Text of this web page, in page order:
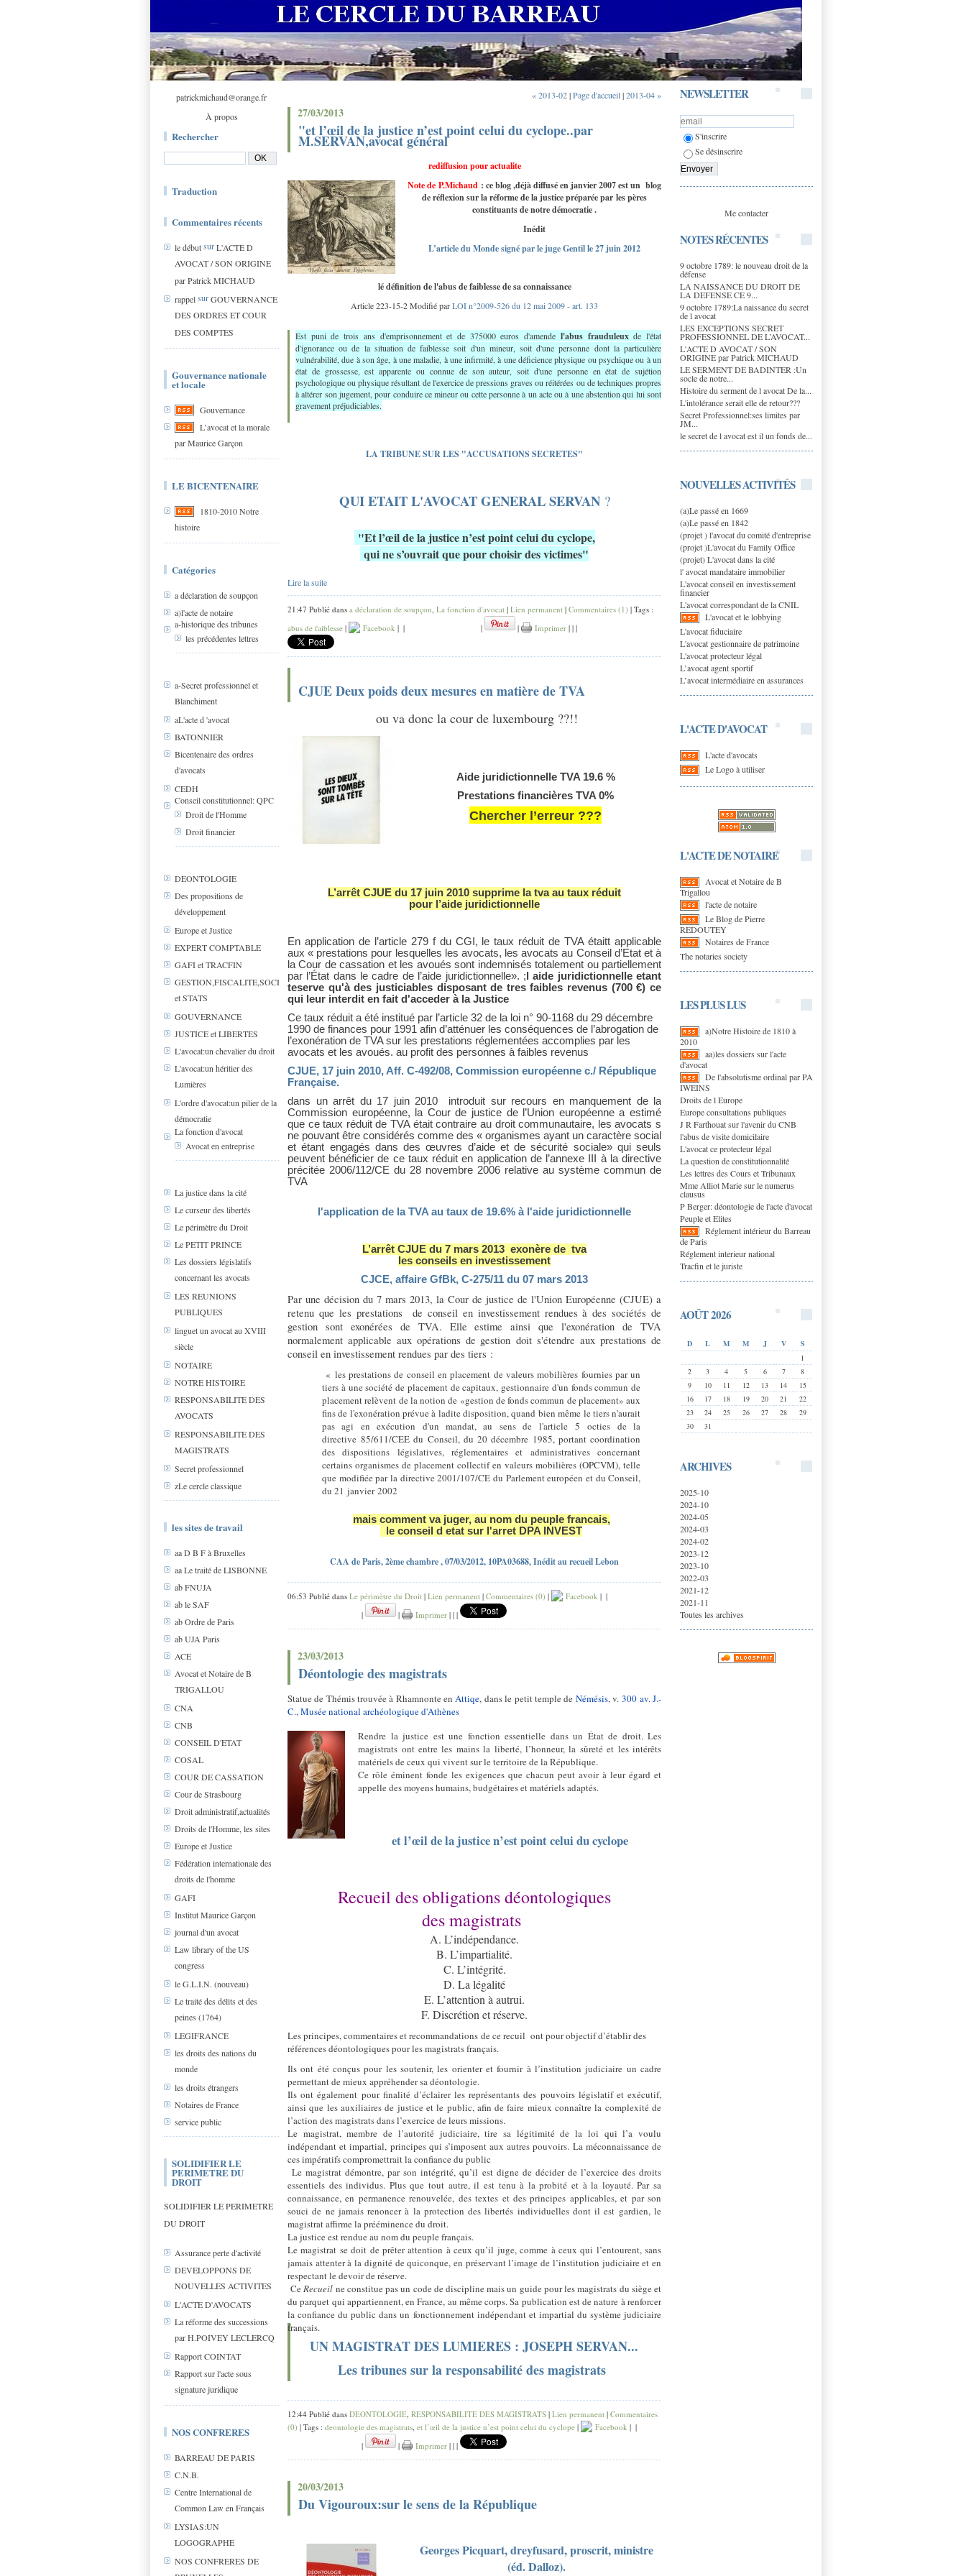
patrickmichaud@orange.fr
À propos
Rechercher
Traduction
Commentaires récents
le débutsurL'ACTE D
AVOCAT / SON ORIGINE
par Patrick MICHAUD
rappelsurGOUVERNANCE
DES ORDRES ET COUR
DES COMPTES
Gouvernance nationale
et locale
Gouvernance
L’avocat et la morale
par Maurice Garçon
LE BICENTENAIRE
1810-2010 Notre
histoire
Catégories
a déclaration de soupçon
a)l'acte de notaire
a-historique des tribunes
les précédentes lettres
a-Secret professionnel et
Blanchiment
aL'acte d 'avocat
BATONNIER
Bicentenaire des ordres
d'avocats
CEDH
Conseil constitutionnel: QPC
Droit de l'Homme
Droit financier
DEONTOLOGIE
Des propositions de
développement
Europe et Justice
EXPERT COMPTABLE
GAFI et TRACFIN
GESTION,FISCALITE,SOCIAL
et STATS
GOUVERNANCE
JUSTICE et LIBERTES
L'avocat:un chevalier du droit
L'avocat:un héritier des
Lumières
L'ordre d'avocat:un pilier de la
démocratie
La fonction d'avocat
Avocat en entreprise
La justice dans la cité
Le curseur des libertés
Le périmètre du Droit
Le PETIT PRINCE
Les dossiers législatifs
concernant les avocats
LES REUNIONS
PUBLIQUES
linguet un avocat au XVIII
siècle
NOTAIRE
NOTRE HISTOIRE
RESPONSABILITE DES
AVOCATS
RESPONSABILITE DES
MAGISTRATS
Secret professionnel
zLe cercle classique
les sites de travail
aa D B F à Bruxelles
aa Le traité de LISBONNE
ab FNUJA
ab le SAF
ab Ordre de Paris
ab UJA Paris
ACE
Avocat et Notaire de B
TRIGALLOU
CNA
CNB
CONSEIL D'ETAT
COSAL
COUR DE CASSATION
Cour de Strasbourg
Droit administratif,actualités
Droits de l'Homme, les sites
Europe et Justice
Fédération internationale des
droits de l'homme
GAFI
Institut Maurice Garçon
journal d'un avocat
Law library of the US
congress
le G.L.I.N. (nouveau)
Le traité des délits et des
peines (1764)
LEGIFRANCE
les droits des nations du
monde
les droits étrangers
Notaires de France
service public
SOLIDIFIER LE
PERIMETRE DU
DROIT
SOLIDIFIER LE PERIMETRE
DU DROIT
Assurance perte d'activité
DEVELOPPONS DE
NOUVELLES ACTIVITES
L'ACTE D'AVOCATS
La réforme des successions
par H.POIVEY LECLERCQ
Rapport COINTAT
Rapport sur l'acte sous
signature juridique
NOS CONFRERES
BARREAU DE PARIS
C.N.B.
Centre International de
Common Law en Français
LYSIAS:UN
LOGOGRAPHE
NOS CONFRERES DE
NEWSLETTER
S'inscrire
Se désinscrire
Me contacter
NOTES RÉCENTES
9 octobre 1789: le nouveau droit de la
défense
LA NAISSANCE DU DROIT DE
LA DEFENSE CE 9...
9 octobre 1789:La naissance du secret
de l avocat
LES EXCEPTIONS SECRET
PROFESSIONNEL DE L’AVOCAT...
L'ACTE D AVOCAT / SON
ORIGINE par Patrick MICHAUD
LE SERMENT DE BADINTER :Un
socle de notre...
Histoire du serment de l avocat De la...
L'intolérance serait elle de retour???
Secret Professionnel:ses limites par
JM...
le secret de l avocat est il un fonds de...
NOUVELLES ACTIVITÉS
(a)Le passé en 1669
(a)Le passé en 1842
(projet ) l'avocat du comité d'entreprise
(projet )L'avocat du Family Office
(projet) L'avocat dans la cité
l' avocat mandataire immobilier
L'avocat conseil en investissement
financier
L'avocat correspondant de la CNIL
L'avocat et le lobbying
L'avocat fiduciaire
L'avocat gestionnaire de patrimoine
L'avocat protecteur légal
L’avocat agent sportif
L’avocat intermédiaire en assurances
L'ACTE D'AVOCAT
L'acte d'avocats
Le Logo à utiliser
L'ACTE DE NOTAIRE
Avocat et Notaire de B
Trigallou
l'acte de notaire
Le Blog de Pierre
REDOUTEY
Notaires de France
The notaries society
LES PLUS LUS
a)Notre Histoire de 1810 à
2010
aa)les dossiers sur l'acte
d'avocat
De l'absolutisme ordinal par PA
IWEINS
Droits de l Europe
Europe consultations publiques
J R Farthouat sur l'avenir du CNB
l'abus de visite domicilaire
L'avocat ce protecteur légal
La question de constitutionnalité
Les lettres des Cours et Tribunaux
Mme Alliot Marie sur le numerus
clausus
P Berger: déontologie de l'acte d'avocat
Peuple et Elites
Réglement intérieur du Barreau
de Paris
Réglement interieur national
Tracfin et le juriste
AOÛT 2026
D L M M J V
S
1
2
3 4 5 6 7
8
9
10 11 12 13 14
15
16
17 18 19 20 21
22
23
24 25 26 27 28
29
30
31
ARCHIVES
2025-10
2024-10
2024-05
2024-03
2024-02
2023-12
2023-10
2022-03
2021-12
2021-11
Toutes les archives
« 2013-02|Page d'accueil|2013-04 »
27/03/2013
"et l’œil de la justice n’est point celui du cyclope..par
M.SERVAN,avocat général
rediffusion pour actualite
Note de P.Michaud: ce blog ,déjà diffusé en janvier 2007 est un blog
de réflexion sur la réforme de la justice préparée par les pères
constituants de notre démocratie .
Inédit
L’article du Monde signé par le juge Gentil le 27 juin 2012
lé définition de l'abus de faiblesse de sa connaissance
Article 223-15-2 Modifié parLOI n°2009-526 du 12 mai 2009 - art. 133
Est puni de trois ans d'emprisonnement et de 375000 euros d'amende l'abus frauduleuxde l'état
d'ignorance ou de la situation de faiblesse soit d'un mineur, soit d'une personne dont la particulière
vulnérabilité, due à son âge, à une maladie, à une infirmité, à une déficience physique ou psychique ou à un
état de grossesse, est apparente ou connue de son auteur, soit d'une personne en état de sujétion
psychologique ou physique résultant de l'exercice de pressions graves ou réitérées ou de techniques propres
à altérer son jugement, pour conduire ce mineur ou cette personne à un acte ou à une abstention qui lui sont
gravement préjudiciables.
LA TRIBUNE SUR LES "ACCUSATIONS SECRETES"
QUI ETAIT L'AVOCAT GENERAL SERVAN?
"Et l’œil de la justice n’est point celui du cyclope,
qui ne s’ouvrait que pour choisir des victimes"
Lire la suite
21:47 Publié dans a déclaration de soupçon, La fonction d'avocat | Lien permanent | Commentaires (1) | Tags :
abus de faiblesse | Facebook | | | | Imprimer | | |
CJUE Deux poids deux mesures en matière de TVA
ou va donc la cour de luxembourg ??!!
Aide juridictionnelle TVA 19.6 %
Prestations financières TVA 0%
Chercher l’erreur ???
L’arrêt CJUE du 17 juin 2010 supprime la tva au taux réduit
pour l’aide juridictionnelle
En application de l’article 279 f du CGI, le taux réduit de TVA étaitt applicable
aux « prestations pour lesquelles les avocats, les avocats au Conseil d’Etat et à
la Cour de cassation et les avoués sont indemnisés totalement ou partiellement
par l’État dans le cadre de l’aide juridictionnelle». ; l aide juridictionnelle etant
teserve qu'à des justiciables disposant de tres faibles revenus (700 €) ce
qui leur interdit en fait d'acceder à la Justice
Ce taux réduit a été institué par l’article 32 de la loi n° 90-1168 du 29 décembre
1990 de finances pour 1991 afin d’atténuer les conséquences de l’abrogation de
l’exonération de TVA sur les prestations réglementées accomplies par les
avocats et les avoués. au profit des personnes à faibles revenus
CJUE, 17 juin 2010, Aff. C-492/08, Commission européenne c./ République
Française.
dans un arrêt du 17 juin 2010 introduit sur recours en manquement de la
Commission européenne, la Cour de justice de l’Union européenne a estimé
que ce taux réduit de TVA était contraire au droit communautaire, les avocats s
ne pouvant être considérés comme des « organismes ayant un caractère social
et étant engagés dans des œuvres d’aide et de sécurité sociale» qui seuls
peuvent bénéficier de ce taux réduit en application de l’annexe III à la directive
précitée 2006/112/CE du 28 novembre 2006 relative au système commun de
TVA
l'application de la TVA au taux de 19.6% à l'aide juridictionnelle
L’arrêt CJUE du 7 mars 2013 exonère de tva
les conseils en investissement
CJCE, affaire GfBk, C-275/11 du 07 mars 2013
Par une décision du 7 mars 2013, la Cour de justice de l'Union Européenne (CJUE) a
retenu que les prestations
de conseil en investissement rendues à des sociétés de
gestion sont exonérées de TVA. Elle estime ainsi que l'exonération de TVA
normalement applicable aux opérations de gestion doit s'étendre aux prestations de
conseil en investissement rendues par des tiers :
« les prestations de conseil en placement de valeurs mobilières fournies par un
tiers à une société de placement de capitaux, gestionnaire d'un fonds commun de
placement relèvent de la notion de «gestion de fonds commun de placement» aux
fins de l'exonération prévue à ladite disposition, quand bien même le tiers n'aurait
pas agi en exécution d'un mandat, au sens de l'article 5 octies de la
directive 85/611/CEE du Conseil, du 20 décembre 1985, portant coordination
des dispositions législatives, réglementaires et administratives concernant
certains organismes de placement collectif en valeurs mobilières (OPCVM), telle
que modifiée par la directive 2001/107/CE du Parlement européen et du Conseil,
du 21 janvier 2002
mais comment va juger, au nom du peuple francais,
le conseil d etat sur l'arret DPA INVEST
CAA de Paris, 2ème chambre , 07/03/2012, 10PA03688, Inédit au recueil Lebon
06:53 Publié dans Le périmètre du Droit | Lien permanent | Commentaires (0) | Facebook | |
|
| Imprimer | | |
23/03/2013
Déontologie des magistrats
Statue de Thémis trouvée à Rhamnonte enAttiqe, dans le petit temple de Némésis, v.300 av. J.-
C.,Musée national archéologique d'Athènes
Rendre la justice est une fonction essentielle dans un État de droit. Les
magistrats ont entre les mains la liberté, l’honneur, la sûreté et les intérêts
matériels de ceux qui vivent sur le territoire de la République.
Ce rôle éminent fonde les exigences que chacun peut avoir à leur égard et
appelle des moyens humains, budgétaires et matériels adaptés.
et l’œil de la justice n’est point celui du cyclope
Recueil des obligations déontologiques
des magistrats
A. L’indépendance.
B. L’impartialité.
C. L’intégrité.
D. La légalité
E. L’attention à autrui.
F. Discrétion et réserve.
Les principes, commentaires et recommandations de ce recuil ont pour objectif d’établir des
références déontologiques pour les magistrats français.
Ils ont été conçus pour les soutenir, les orienter et fournir à l’institution judiciaire un cadre
permettant de mieux appréhender sa déontologie.
Ils ont également pour finalité d’éclairer les représentants des pouvoirs législatif et exécutif,
ainsi que les auxiliaires de justice et le public, afin de faire mieux connaître la complexité de
l’action des magistrats dans l’exercice de leurs missions.
Le magistrat, membre de l’autorité judiciaire, tire sa légitimité de la loi qui l’a voulu
indépendant et impartial, principes qui s’imposent aux autres pouvoirs. La méconnaissance de
ces impératifs compromettrait la confiance du public
Le magistrat démontre, par son intégrité, qu’il est digne de décider de l’exercice des droits
essentiels des individus. Plus que tout autre, il est tenu à la probité et à la loyauté. Par sa
connaissance, en permanence renouvelée, des textes et des principes applicables, et par son
souci de ne jamais renoncer à la protection des libertés individuelles dont il est gardien, le
magistrat affirme la prééminence du droit.
La justice est rendue au nom du peuple français.
Le magistrat se doit de prêter attention à ceux qu’il juge, comme à ceux qui l’entourent, sans
jamais attenter à la dignité de quiconque, en préservant l’image de l’institution judiciaire et en
respectant le devoir de réserve.
CeRecueil ne constitue pas un code de discipline mais un guide pour les magistrats du siège et
du parquet qui appartiennent, en France, au même corps. Sa publication est de nature à renforcer
la confiance du public dans un fonctionnement indépendant et impartial du système judiciaire
français.
UN MAGISTRAT DES LUMIERES : JOSEPH SERVAN...
Les tribunes sur la responsabilité des magistrats
12:44 Publié dans DEONTOLOGIE RESPONSABILITE DES MAGISTRATS | Lien permanent | Commentaires
(0) | Tags : deontologie des magistrats et l’œil de la justice n’est point celui du cyclope | Facebook | |
|
| Imprimer | | |
20/03/2013
Du Vigouroux:sur le sens de la République
Georges Picquart, dreyfusard, proscrit, ministre
(éd. Dalloz).